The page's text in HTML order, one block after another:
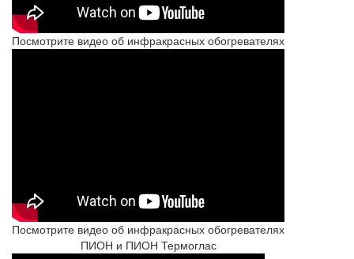
Посмотрите видео об инфракрасных обогревателях
Посмотрите видео об инфракрасных обогревателях
ПИОН и ПИОН Термоглас